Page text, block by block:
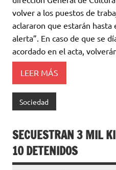
volver a los puestos de
aclararon que estarán hasta
alerta”. En caso de que se
acordado en el acta,
LEER MÁS
Sociedad
SECUESTRAN 3 MIL
10 DETENIDOS